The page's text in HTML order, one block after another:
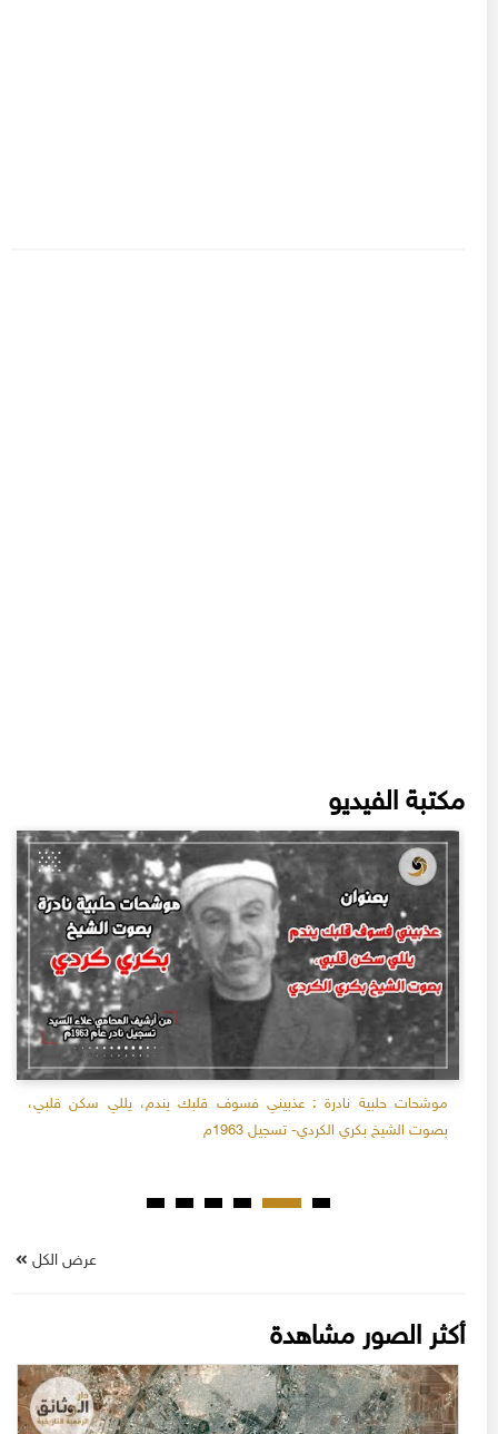
مكتبة الفيديو
موشحات حلبية نادرة : عذبيني فسوف قلبك يندم، يللي سكن قلبي،
بصوت الشيخ بكري الكردي- تسجيل 1963م
عرض الكل
أكثر الصور مشاهدة